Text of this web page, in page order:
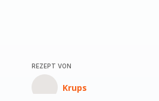
REZEPT VON
Krups